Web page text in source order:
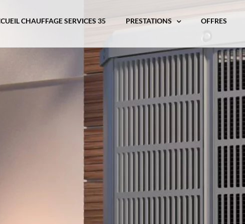
CHAUFFAGE SERVICES 35 PRESTATIONS OFFRES